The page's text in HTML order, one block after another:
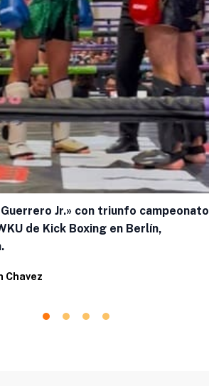
Jr.» con triunfo campeonato
de Kick Boxing en Berlín,
Chavez